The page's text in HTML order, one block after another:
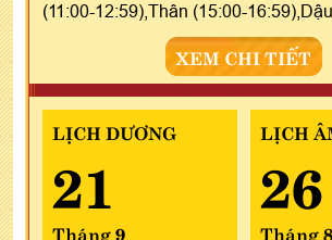
(11:00-12:59),Thân (15:00-
XEM CHI TIẾT
LỊCH DƯƠNG
21
Tháng 9
LỊCH
26
Tháng 8